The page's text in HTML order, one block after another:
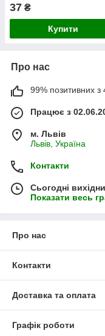
37 ₴
Купити
Про нас
99% позитивних з
Працює з
м. Львів
Львів, Україна
Контакти
Сьогодні
Показати весь
Про нас
Контакти
Доставка та оплата
Графік роботи